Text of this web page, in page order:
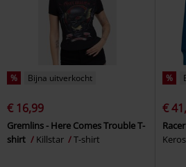
% Bijna uitverkocht
€ 16,99
Gremlins - Here Comes Trouble T-
shirt
Killstar T-shirt
%
€